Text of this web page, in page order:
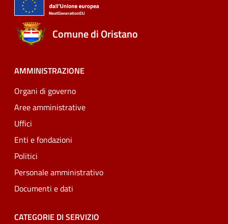
Comune di Oristano
AMMINISTRAZIONE
Organi di governo
Aree amministrative
Uffici
Enti e fondazioni
Politici
Personale amministrativo
Documenti e dati
CATEGORIE DI SERVIZIO